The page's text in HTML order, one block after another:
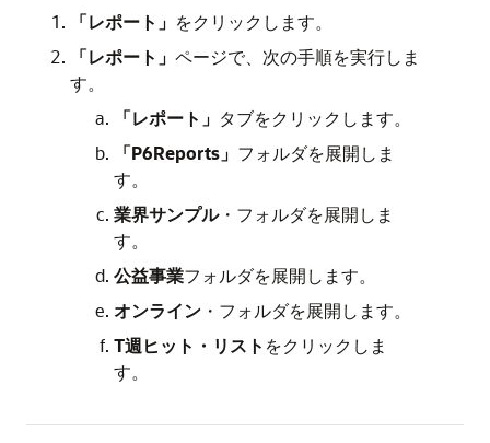
「レポート」 をクリックします。
「レポート」 ページで、次の手順を実行しま
す。
「レポート」 タブをクリックします。
「P6Reports」 フォルダを展開しま
す。
業界サンプル・フォルダを展開しま
す。
公益事業フォルダを展開します。
オンライン ・フォルダを展開します。
T週ヒット・リスト をクリックしま
す。